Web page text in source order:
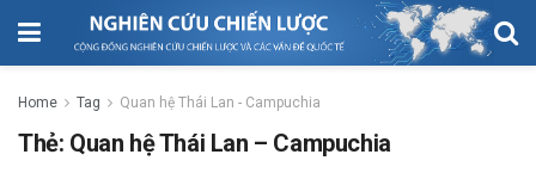
Home Tag Quan hệ Thái Lan - Campuchia
Thẻ: Quan hệ Thái Lan – Campuchia